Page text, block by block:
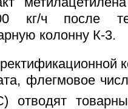
кг/ч после
колонну К-3.
флегмовое
отводят